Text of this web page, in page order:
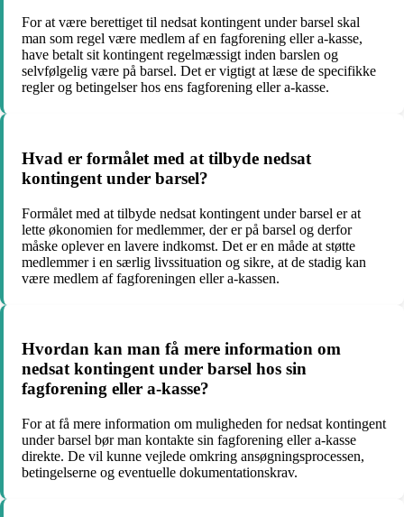
For at være berettiget til nedsat kontingent under barsel skal
man som regel være medlem af en fagforening eller a-kasse,
have betalt sit kontingent regelmæssigt inden barslen og
selvfølgelig være på barsel. Det er vigtigt at læse de specifikke
regler og betingelser hos ens fagforening eller a-kasse.
Hvad er formålet med at tilbyde nedsat
kontingent under barsel?
Formålet med at tilbyde nedsat kontingent under barsel er at
lette økonomien for medlemmer, der er på barsel og derfor
måske oplever en lavere indkomst. Det er en måde at støtte
medlemmer i en særlig livssituation og sikre, at de stadig kan
være medlem af fagforeningen eller a-kassen.
Hvordan kan man få mere information om
nedsat kontingent under barsel hos sin
fagforening eller a-kasse?
For at få mere information om muligheden for nedsat kontingent
under barsel bør man kontakte sin fagforening eller a-kasse
direkte. De vil kunne vejlede omkring ansøgningsprocessen,
betingelserne og eventuelle dokumentationskrav.